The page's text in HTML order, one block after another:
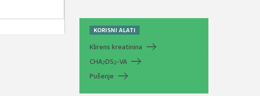
KORISNI ALATI
Klirens kreatinina
CHA2DS2-VA
Pušenje